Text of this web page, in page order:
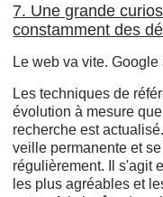
7. Une grande
constamment des
Le web va vite. Google
Les techniques de
évolution à mesure
recherche est
veille permanente et
régulièrement. Il s'agit
les plus agréables et